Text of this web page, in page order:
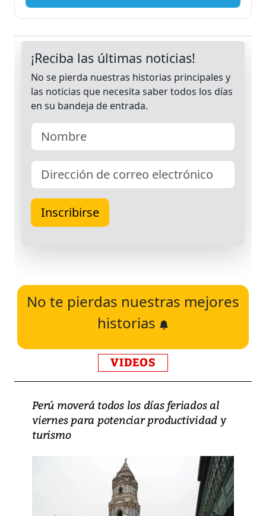
No te pierdas nuestras mejores
historias
VIDEOS
Perú moverá todos los días feriados al
viernes para potenciar productividad y
turismo